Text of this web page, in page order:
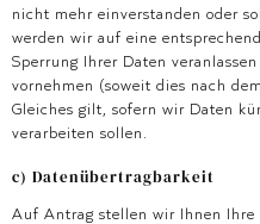
nicht mehr einverstanden oder
werden wir auf eine
Sperrung Ihrer Daten
vornehmen (soweit dies nach
Gleiches gilt, sofern wir Daten
verarbeiten sollen.
c) Datenübertragbarkeit
Auf Antrag stellen wir Ihnen Ihre